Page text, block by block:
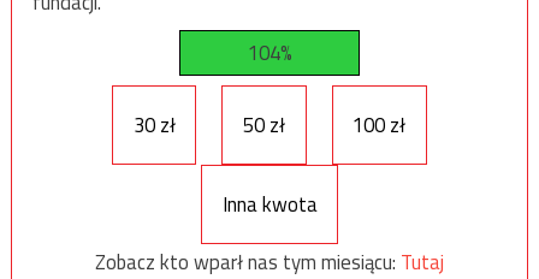
104%
30 zł 50 zł 100 zł
Inna kwota
Zobacz kto wparł nas tym miesiącu: Tutaj